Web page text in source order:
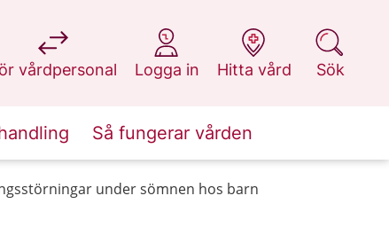
vårdpersonal
på 1177.se
Logga in
på 1177.se
Hitta vård
på 1177.se
Sök
på 1177.se
Så fungerar vården
under sömnen hos barn